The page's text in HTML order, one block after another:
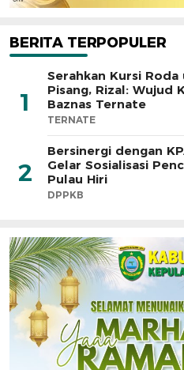
BERITA TERPOPULER
1
Serahkan Kursi
Pisang, Rizal: Wujud
Baznas Ternate
TERNATE
2
Bersinergi dengan
Gelar Sosialisasi
Pulau Hiri
DPPKB